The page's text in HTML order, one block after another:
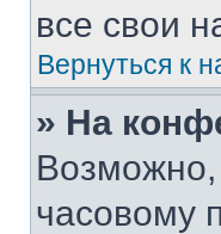
все свои
Вернуться к
» На
Возможно,
часовому